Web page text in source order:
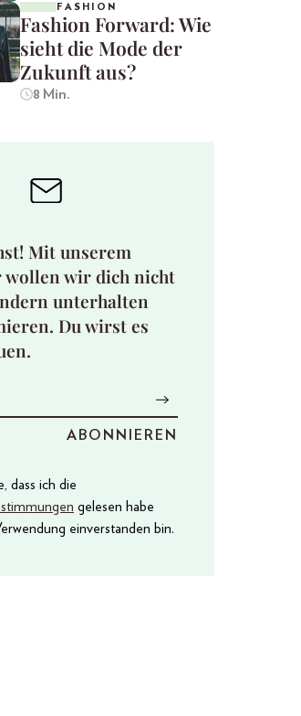
FASHION
Fashion Forward: Wie
sieht die Mode der
Zukunft aus?
8 Min.
Mit unserem
wollen wir dich nicht
unterhalten
Du wirst es
dass ich die
gelesen habe
einverstanden bin.